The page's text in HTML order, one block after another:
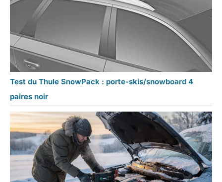
Test du Thule SnowPack : porte-skis/snowboard 4
paires noir